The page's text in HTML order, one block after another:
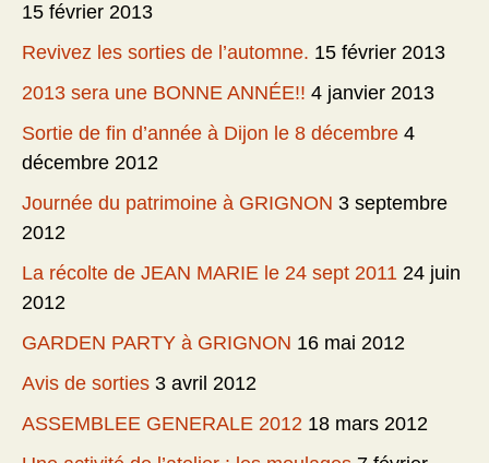
15 février 2013
Revivez les sorties de l’automne. 15 février 2013
2013 sera une BONNE ANNÉE!! 4 janvier 2013
Sortie de fin d’année à Dijon le 8 décembre 4
décembre 2012
Journée du patrimoine à GRIGNON 3 septembre
2012
La récolte de JEAN MARIE le 24 sept 2011 24 juin
2012
GARDEN PARTY à GRIGNON 16 mai 2012
Avis de sorties 3 avril 2012
ASSEMBLEE GENERALE 2012 18 mars 2012